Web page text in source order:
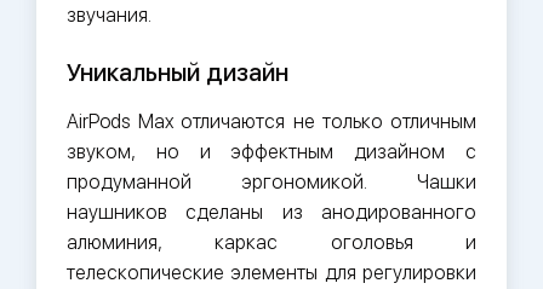
звучания.
Уникальный дизайн
AirPods Max отличаются не только отличным
звуком, но и эффектным дизайном с
продуманной эргономикой. Чашки
наушников сделаны из анодированного
алюминия, каркас оголовья и
телескопические элементы для регулировки